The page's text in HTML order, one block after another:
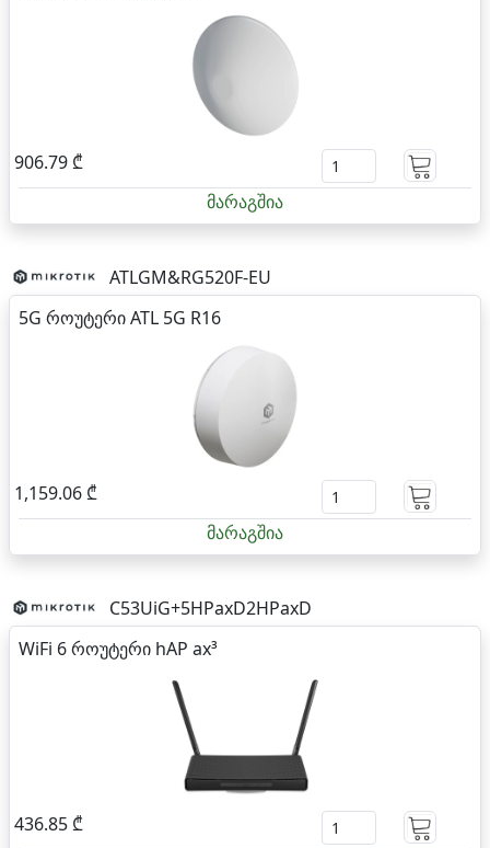
906.79 ₾
მარაგშია
ATLGM&RG520F-EU
5G როუტერი ATL 5G R16
1,159.06 ₾
მარაგშია
C53UiG+5HPaxD2HPaxD
WiFi 6 როუტერი hAP ax³
436.85 ₾